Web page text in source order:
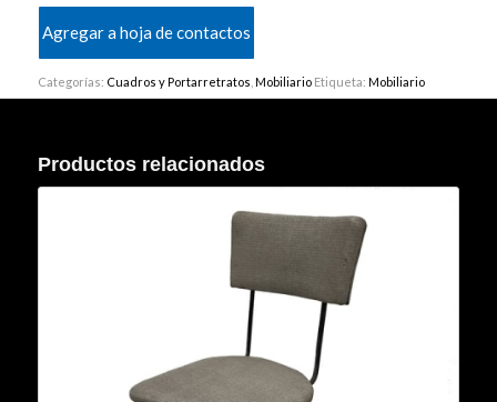
Agregar a hoja de contactos
Categorías: Cuadros y Portarretratos Mobiliario Etiqueta: Mobiliario
Productos relacionados